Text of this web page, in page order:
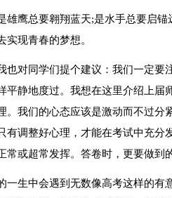
雄鹰总要翱翔蓝天;是水手总要启
实现青春的梦想。
也对同学们提个建议：我们一定要
平静地度过。我想在这里介绍上
。我们的心态应该是激动而不过分
有调整好心理，才能在考试中充
常或超常发挥。答卷时，更要做到
一生中会遇到无数像高考这样的有